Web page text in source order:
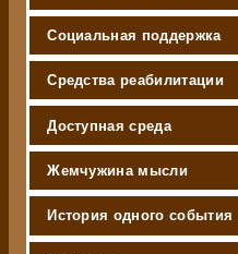
Социальная поддержка
Средства реабилитации
Доступная среда
Жемчужина мысли
История одного события